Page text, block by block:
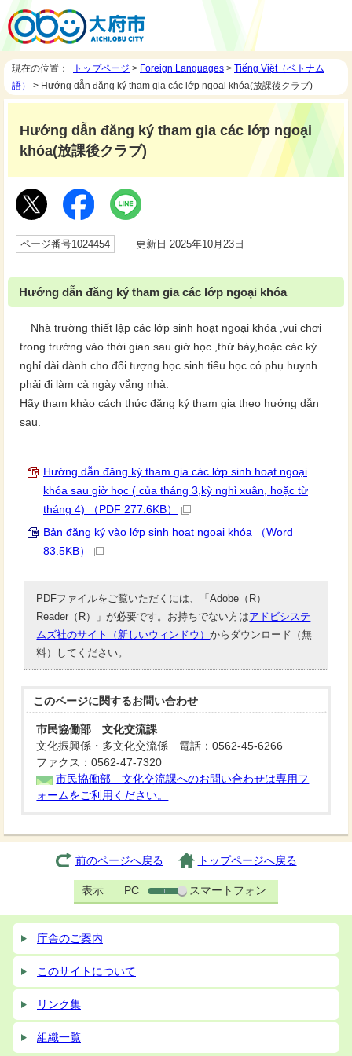
現在の位置： トップページ > Foreign Languages > Tiếng Việt（ベトナム
語）
> Hướng dẫn đăng ký tham gia các lớp ngoại khóa(放課後クラブ)
Hướng dẫn đăng ký tham gia các lớp ngoại
khóa(放課後クラブ)
ページ番号1024454 更新日 2025年10月23日
Hướng dẫn đăng ký tham gia các lớp ngoại khóa
Nhà trường thiết lập các lớp sinh hoạt ngoại khóa ,vui chơi
trong trường vào thời gian sau giờ học ,thứ bảy,hoặc các kỳ
nghỉ dài dành cho đối tượng học sinh tiểu học có phụ huynh
phải đi làm cả ngày vắng nhà.
Hãy tham khảo cách thức đăng ký tham gia theo hướng dẫn
sau.
Hướng dẫn đăng ký tham gia các lớp sinh hoạt ngoại
khóa sau giờ học ( của tháng 3,kỳ nghỉ xuân, hoặc từ
tháng 4) （PDF 277.6KB）
Bản đăng ký vào lớp sinh hoạt ngoại khóa （Word
83.5KB）
PDFファイルをご覧いただくには、「Adobe（R）
Reader（R）」が必要です。お持ちでない方はアドビシステ
ムズ社のサイト（新しいウィンドウ）からダウンロード（無
料）してください。
このページに関するお問い合わせ
市民協働部 文化交流課
文化振興係・多文化交流係 電話：0562-45-6266
ファクス：0562-47-7320
市民協働部 文化交流課へのお問い合わせは専用フ
ォームをご利用ください。
前のページへ戻る トップページへ戻る
表示 PC スマートフォン
庁舎のご案内
このサイトについて
リンク集
組織一覧